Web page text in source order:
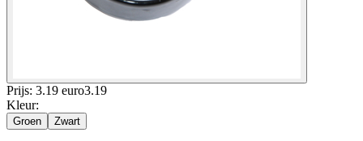
Prijs: 3.19 euro3.19
Kleur:
Groen Zwart